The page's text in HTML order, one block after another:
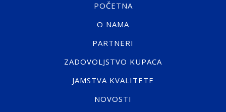
POČETNA
O NAMA
PARTNERI
ZADOVOLJSTVO KUPACA
JAMSTVA KVALITETE
NOVOSTI